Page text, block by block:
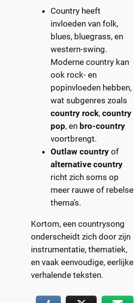
Country heeft
invloeden van folk,
blues, bluegrass, en
western-swing.
Moderne country kan
ook rock- en
popinvloeden hebben,
wat subgenres zoals
country rock, country
pop, en bro-country
voortbrengt.
Outlaw countryof
alternative country
richt zich soms op
meer rauwe of rebelse
thema’s.
Kortom, een countrysong
onderscheidt zich door zijn
instrumentatie, thematiek,
en vaak eenvoudige, eerlijke
verhalende teksten.